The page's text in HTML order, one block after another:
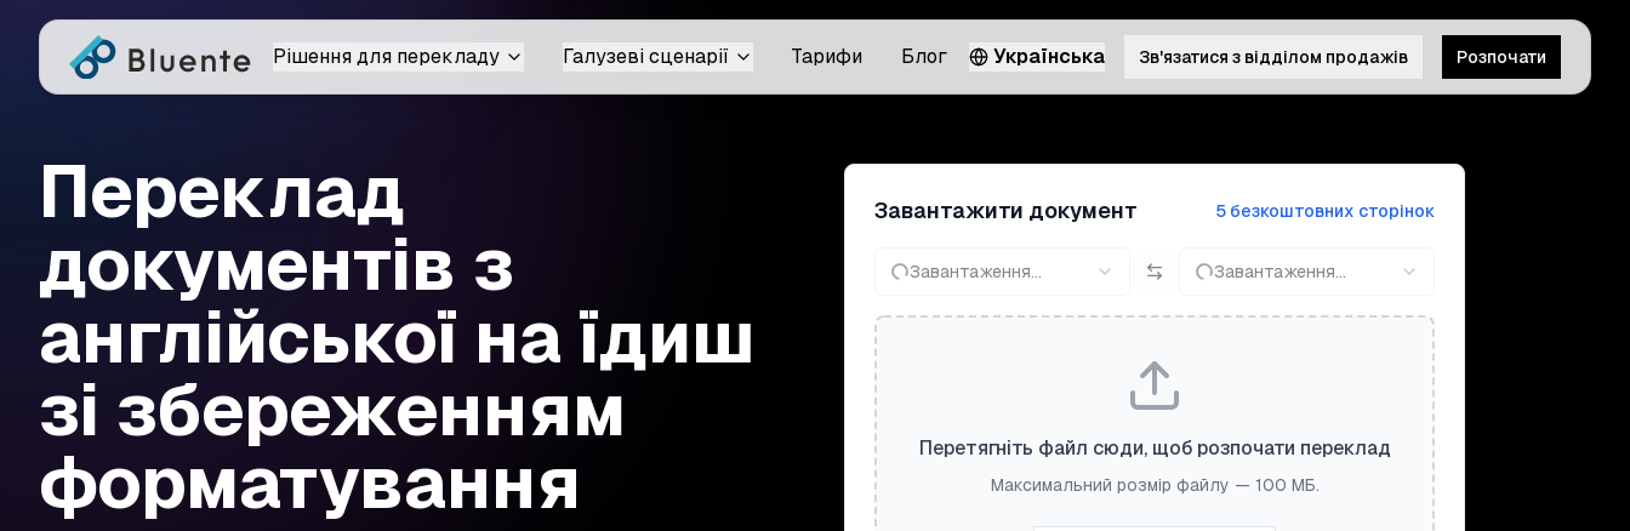
Рішення для перекладу Галузеві сценарії Тарифи Блог Українська Зв'язатися з відділом продажів Розпочати
Переклад
документів з
англійської на їдиш
зі збереженням
форматування
Завантажити документ 5 безкоштовних сторінок
Завантаження... Завантаження...
Перетягніть файл сюди, щоб розпочати переклад
Максимальний розмір файлу — 100 МБ.